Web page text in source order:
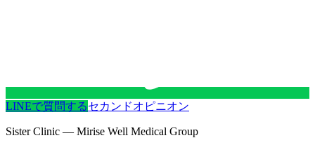
LINEで質問するセカンドオピニオン
Sister Clinic — Mirise Well Medical Group